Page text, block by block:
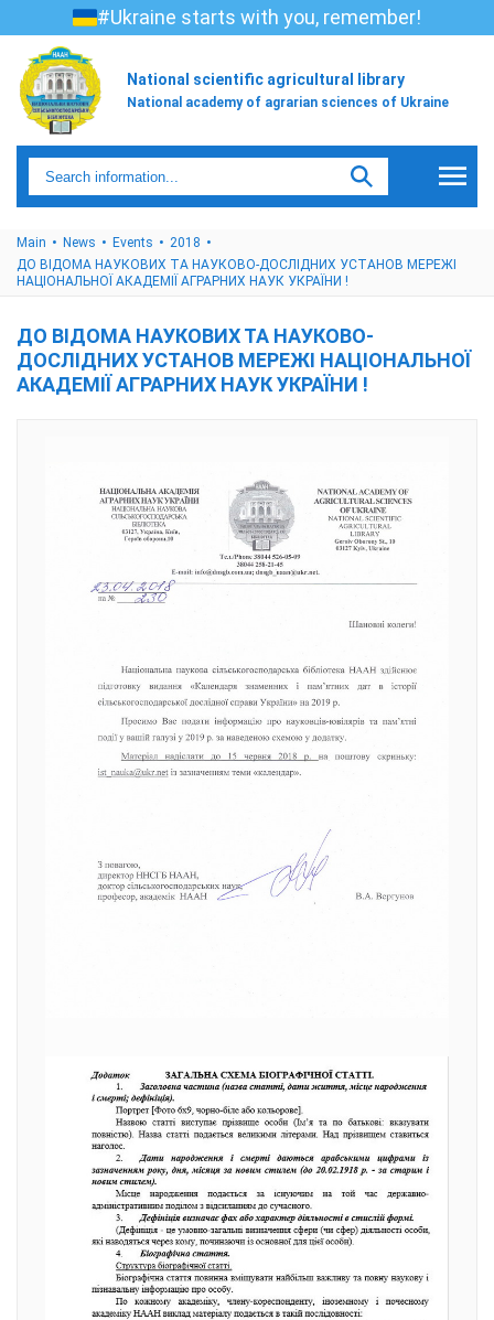
#Ukraine starts with you, remember!
National scientific agricultural library
National academy of agrarian sciences of Ukraine
Main News Events
2018
ДО ВІДОМА НАУКОВИХ ТА НАУКОВО-ДОСЛІДНИХ УСТАНОВ МЕРЕЖІ
НАЦІОНАЛЬНОЇ АКАДЕМІЇ АГРАРНИХ НАУК УКРАЇНИ !
ДО ВІДОМА НАУКОВИХ ТА НАУКОВО-
ДОСЛІДНИХ УСТАНОВ МЕРЕЖІ НАЦІОНАЛЬНОЇ
АКАДЕМІЇ АГРАРНИХ НАУК УКРАЇНИ !